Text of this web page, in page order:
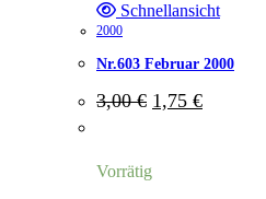
Schnellansicht
2000
Nr.603 Februar 2000
3,00€ Ursprünglicher
Preis
1,75 €Aktueller
Preis
Vorrätig